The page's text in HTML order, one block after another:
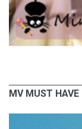
MV MUST HAVE